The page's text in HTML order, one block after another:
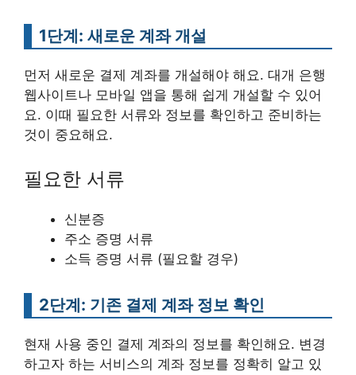
1단계: 새로운 계좌 개설
먼저 새로운 결제 계좌를 개설해야 해요. 대개 은행
웹사이트나 모바일 앱을 통해 쉽게 개설할 수 있어
요. 이때 필요한 서류와 정보를 확인하고 준비하는
것이 중요해요.
필요한 서류
신분증
주소 증명 서류
소득 증명 서류 (필요할 경우)
2단계: 기존 결제 계좌 정보 확인
현재 사용 중인 결제 계좌의 정보를 확인해요. 변경
하고자 하는 서비스의 계좌 정보를 정확히 알고 있